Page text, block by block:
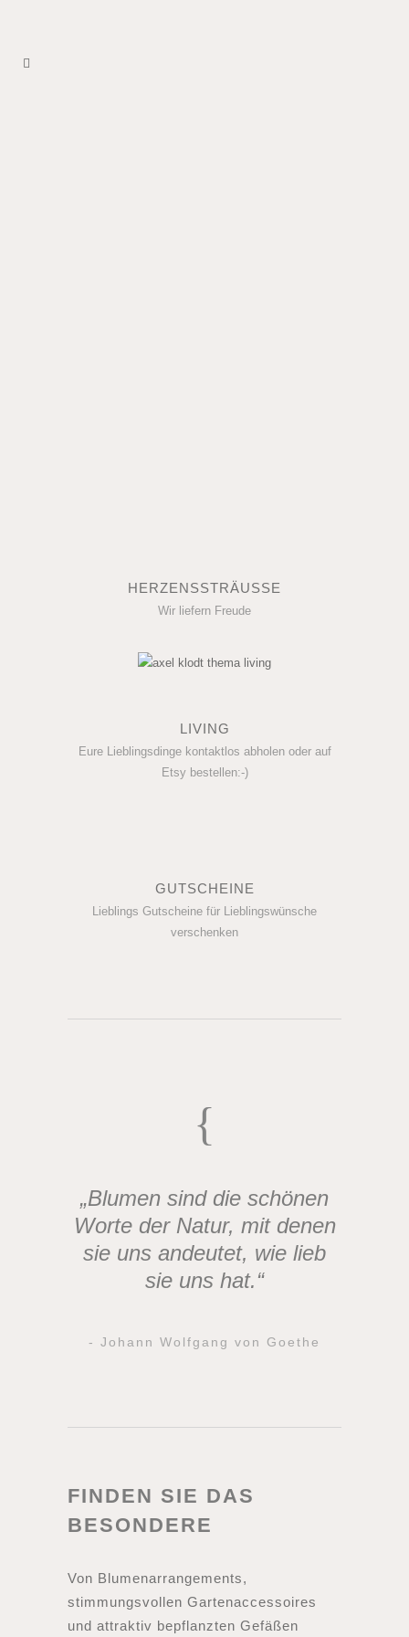
HERZENSSTRÄUSSE
Wir liefern Freude
LIVING
Eure Lieblingsdinge kontaktlos abholen oder auf
Etsy bestellen:-)
GUTSCHEINE
Lieblings Gutscheine für Lieblingswünsche
verschenken
„Blumen sind die schönen
Worte der Natur, mit denen
sie uns andeutet, wie lieb
sie uns hat.“
- Johann Wolfgang von Goethe
FINDEN SIE DAS
BESONDERE
Von Blumenarrangements,
stimmungsvollen Gartenaccessoires
und attraktiv bepflanzten Gefäßen